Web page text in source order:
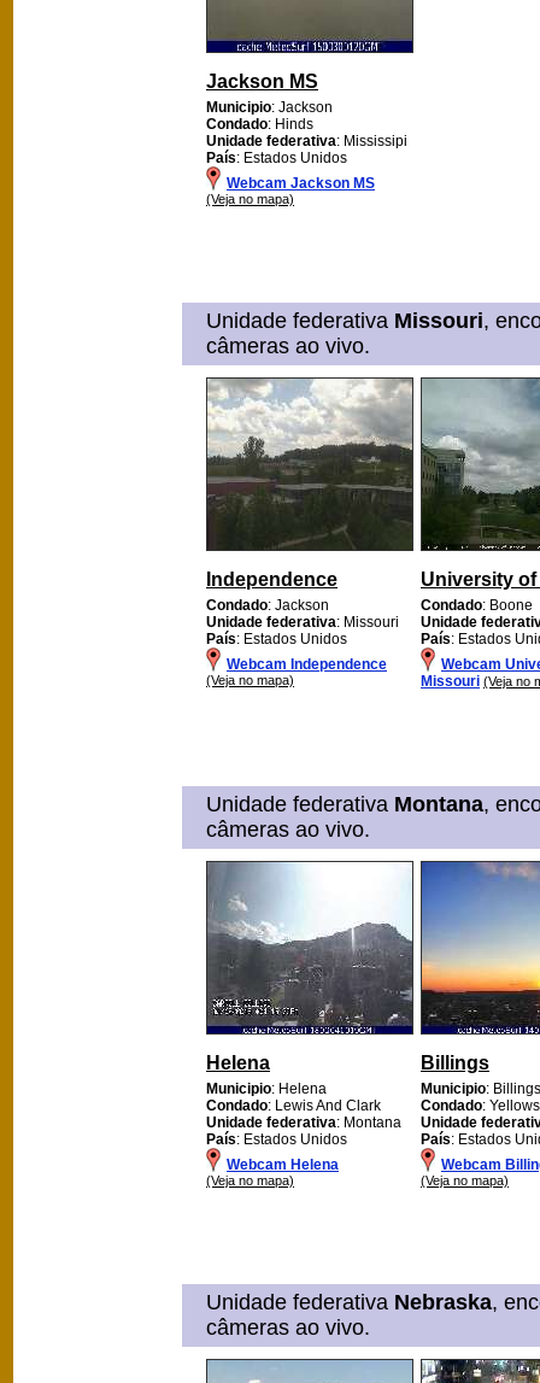
Jackson MS
Municipio: Jackson
Condado: Hinds
Unidade federativa: Mississipi
País: Estados Unidos
Webcam Jackson MS
(Veja no mapa)
Unidade federativa Missouri,
câmeras ao vivo.
Independence
Condado: Jackson
Unidade federativa: Missouri
País: Estados Unidos
Webcam Independence
(Veja no mapa)
University
Condado: Boone
Unidade
País: Estados
Webcam
Missouri (Veja no
Unidade federativa Montana,
câmeras ao vivo.
Helena
Municipio: Helena
Condado: Lewis And Clark
Unidade federativa: Montana
País: Estados Unidos
Webcam Helena
(Veja no mapa)
Billings
Municipio: Billings
Condado:
Unidade
País: Estados
Webcam
(Veja no mapa)
Unidade federativa Nebraska,
câmeras ao vivo.